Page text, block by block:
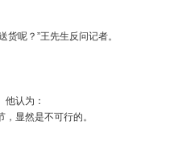
呢？”王先生反问记者。
认为：
显然是不可行的。